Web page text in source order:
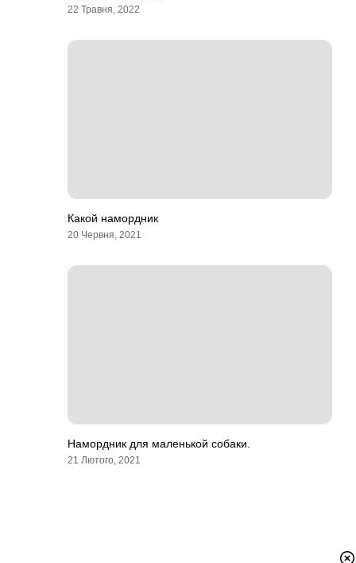
22 Травня, 2022
Какой намордник
20 Червня, 2021
Намордник для маленькой собаки.
21 Лютого, 2021